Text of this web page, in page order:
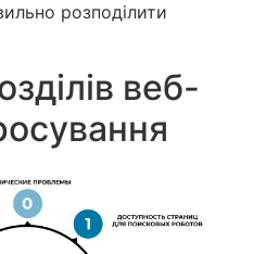
розподілити
веб-